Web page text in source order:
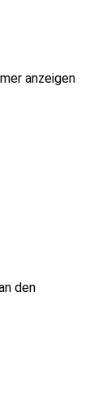
anzeigen
den